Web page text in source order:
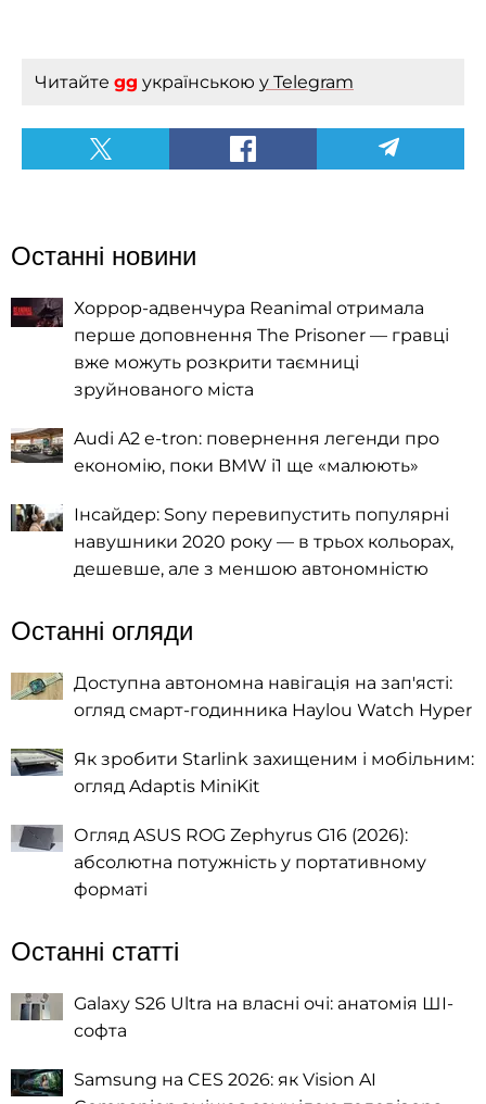
Читайте gg українською у Telegram
Останні новини
Хоррор-адвенчура Reanimal отримала
перше доповнення The Prisoner — гравці
вже можуть розкрити таємниці
зруйнованого міста
Audi A2 e-tron: повернення легенди про
економію, поки BMW i1 ще «малюють»
Інсайдер: Sony перевипустить популярні
навушники 2020 року — в трьох кольорах,
дешевше, але з меншою автономністю
Останні огляди
Доступна автономна навігація на зап'ясті:
огляд смарт-годинника Haylou Watch Hyper
Як зробити Starlink захищеним і мобільним:
огляд Adaptis MiniKit
Огляд ASUS ROG Zephyrus G16 (2026):
абсолютна потужність у портативному
форматі
Останні статті
Galaxy S26 Ultra на власні очі: анатомія ШІ-
софта
Samsung на CES 2026: як Vision AI